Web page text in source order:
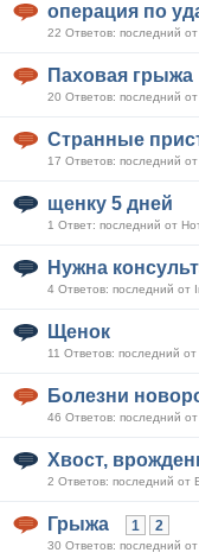
операция по
22 Ответов: последний
Паховая грыжа
20 Ответов: последний
Странные
17 Ответов: последний
щенку 5 дней
1 Ответ: последний от
Нужна
4 Ответов: последний от
Щенок
11 Ответов: последний
Болезни
46 Ответов: последний
Хвост,
2 Ответов: последний от
Грыжа 1 2
30 Ответов: последний